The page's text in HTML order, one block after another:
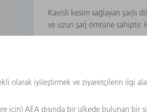
Kavisli kesim sağlayan şarjlı
ve uzun şarj ömrüne sahiptir.